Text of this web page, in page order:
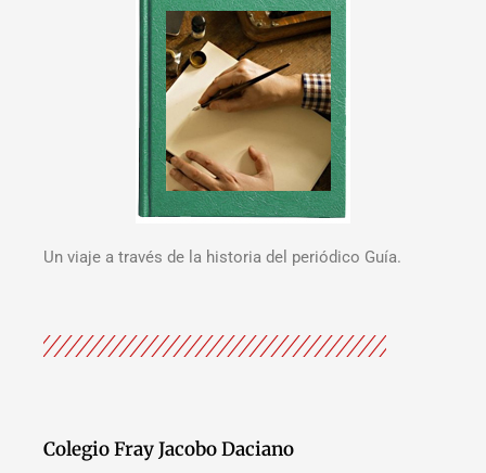
Un viaje a través de la historia del periódico Guía.
Colegio Fray Jacobo Daciano